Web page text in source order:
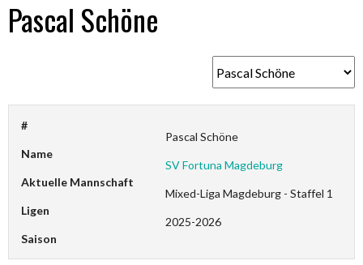
Pascal Schöne
#
Name
Pascal Schöne
Aktuelle Mannschaft
SV Fortuna Magdeburg
Ligen
Mixed-Liga Magdeburg - Staffel 1
Saison
2025-2026